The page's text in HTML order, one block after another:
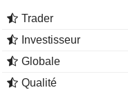
Trader
Investisseur
Globale
Qualité